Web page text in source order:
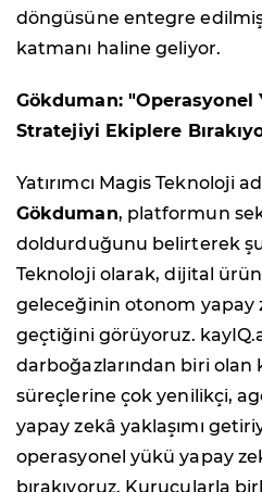
döngüsüne entegre
katmanı haline geliyor.
Gökduman: "Operasyonel
Stratejiyi Ekiplere
Yatırımcı Magis Teknoloji
Gökduman, platformun
doldurduğunu belirterek
Teknoloji olarak, dijital
geleceğinin otonom yapay
geçtiğini görüyoruz.
darboğazlarından biri olan
süreçlerine çok yenilikçi,
yapay zekâ yaklaşımı
operasyonel yükü yapay
bırakıyoruz. Kurucularla